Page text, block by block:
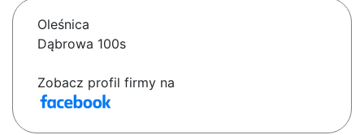
Oleśnica
Dąbrowa 100s
Zobacz profil firmy na